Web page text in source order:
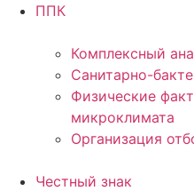
ППК
Комплексный
Санитарно-
Физические
микроклимата
Организация
Честный знак